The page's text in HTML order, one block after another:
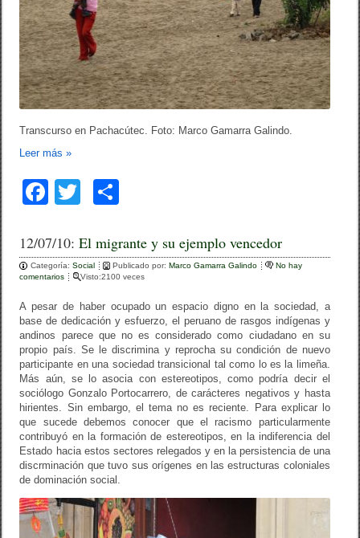
Transcurso en Pachacútec. Foto: Marco Gamarra Galindo.
Leer más»
F
c
e
o
o
k
tt
er
m
p
tir
12/07/10:El migrante y su ejemplo vencedor
Categoría:Social Publicado por:Marco Gamarra Galindo
No hay
comentarios
Visto:2100 veces
A pesar de haber ocupado un espacio digno en la sociedad, a
base de dedicación y esfuerzo, el peruano de rasgos indígenas y
andinos parece que no es considerado como ciudadano en su
propio país. Se le discrimina y reprocha su condición de nuevo
participante en una sociedad transicional tal como lo es la limeña.
Más aún, se lo asocia con estereotipos, como podría decir el
sociólogo Gonzalo Portocarrero, de carácteres negativos y hasta
hirientes. Sin embargo, el tema no es reciente. Para explicar lo
que sucede debemos conocer que el racismo particularmente
contribuyó en la formación de estereotipos, en la indiferencia del
Estado hacia estos sectores relegados y en la persistencia de una
discrminación que tuvo sus orígenes en las estructuras coloniales
de dominación social.